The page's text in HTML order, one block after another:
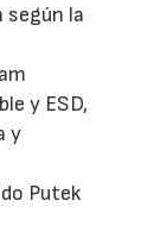
según la
y ESD,
y
Putek